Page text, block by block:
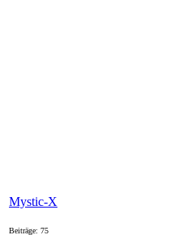
Mystic-X
Beiträge: 75